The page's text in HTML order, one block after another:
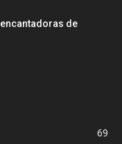
de
69